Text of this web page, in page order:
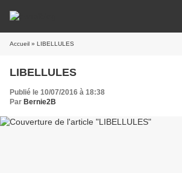
Accueil » LIBELLULES
LIBELLULES
Publié le 10/07/2016 à 18:38
Par Bernie2B